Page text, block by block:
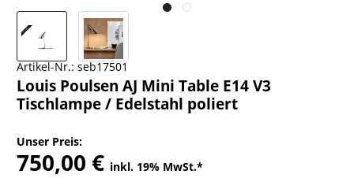
Artikel-Nr.: seb17501
Louis Poulsen AJ Mini Table E14 V3
Tischlampe / Edelstahl poliert
Unser Preis:
750,00 € inkl. 19% MwSt.*